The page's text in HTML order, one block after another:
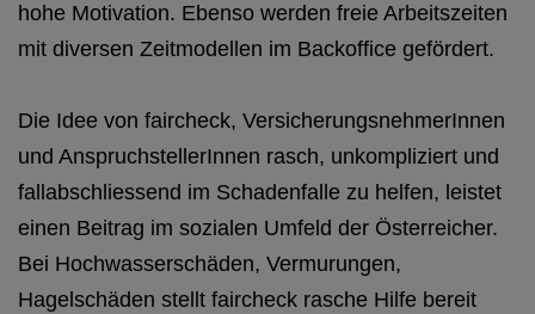
hohe Motivation. Ebenso werden freie Arbeitszeiten
mit diversen Zeitmodellen im Backoffice gefördert.
Die Idee von faircheck, VersicherungsnehmerInnen
und AnspruchstellerInnen rasch, unkompliziert und
fallabschliessend im Schadenfalle zu helfen, leistet
einen Beitrag im sozialen Umfeld der Österreicher.
Bei Hochwasserschäden, Vermurungen,
Hagelschäden stellt faircheck rasche Hilfe bereit